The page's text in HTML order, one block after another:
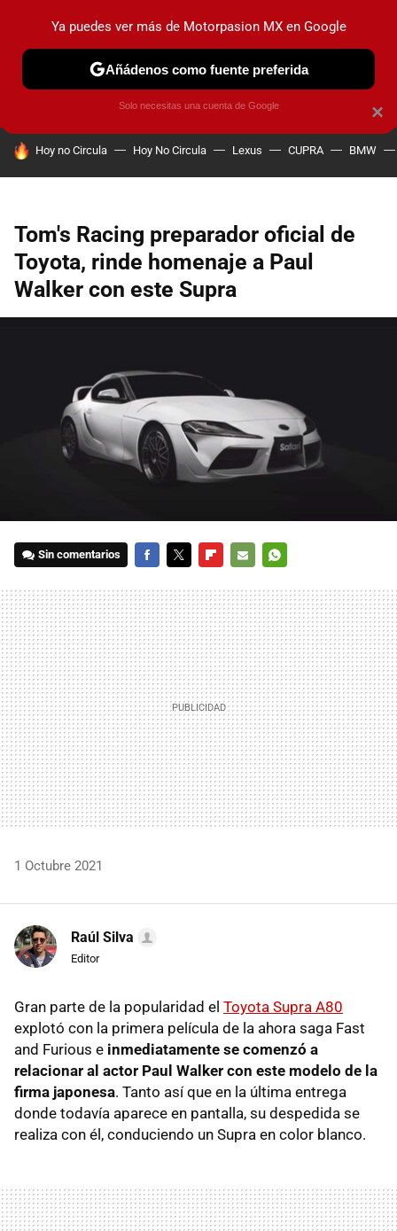
PRUEBAS INDUSTRIA HOY NO CIRCULA
HOY SE HABLA DE
Hoy no Circula Hoy No Circula Lexus CUPRA BMW
Tom's Racing preparador oficial de
Toyota, rinde homenaje a Paul
Walker con este Supra
Sin comentarios
MAIL
1 Octubre 2021
Raúl Silva
Editor
Gran parte de la popularidad el Toyota Supra A80
explotó con la primera película de la ahora saga Fast
and Furious e inmediatamente se comenzó a
relacionar al actor Paul Walker con este modelo de la
firma japonesa. Tanto así que en la última entrega
donde todavía aparece en pantalla, su despedida se
realiza con él, conduciendo un Supra en color blanco.
×
Ya puedes ver más de Motorpasion MX en Google
Añádenos como fuente preferida
Solo necesitas una cuenta de Google